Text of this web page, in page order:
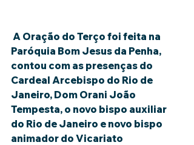
Paróquia Bom Jesus da Penha,
contou com as presenças do
Cardeal Arcebispo do Rio de
Janeiro, Dom Orani João
Tempesta, o novo bispo auxiliar
do Rio de Janeiro e novo bispo
animador do Vicariato